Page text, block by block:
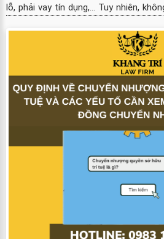
lỗ, phải vay tín dụng,... Tuy nhiên,